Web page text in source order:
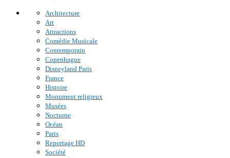
Architecture
Art
Attractions
Comédie Musicale
Contemporain
Copenhague
Disneyland Paris
France
Histoire
Monument religieux
Musées
Nocturne
Océan
Paris
Reportage HD
Société